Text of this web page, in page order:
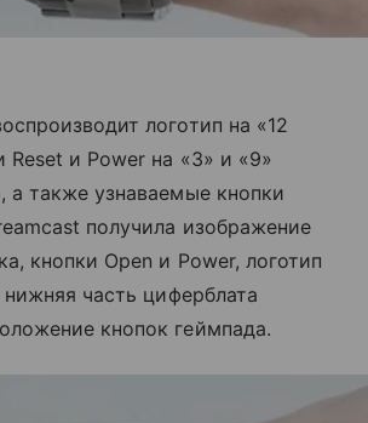
логотип на «12
Reset и Power на «3» и «9»
а также узнаваемые кнопки
получила изображение
кнопки Open и Power, логотип
нижняя часть циферблата
кнопок геймпада.